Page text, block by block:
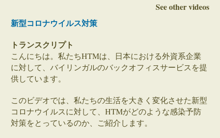
See other videos
新型コロナウイルス対策
トランスクリプト
こんにちは。私たちHTMは、日本における外資系企業
に対して、バイリンガルのバックオフィスサービスを提
供しています。
このビデオでは、私たちの生活を大きく変化させた新型
コロナウイルスに対して、HTMがどのような感染予防
対策をとっているのか、ご紹介します。